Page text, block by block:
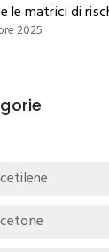
le matrici di
2025